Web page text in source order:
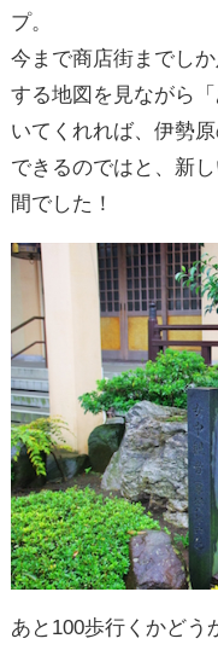
プ。
今まで商店街までし
する地図を見ながら
いてくれれば、伊勢
できるのではと、新
間でした！
あと100歩行くかどう